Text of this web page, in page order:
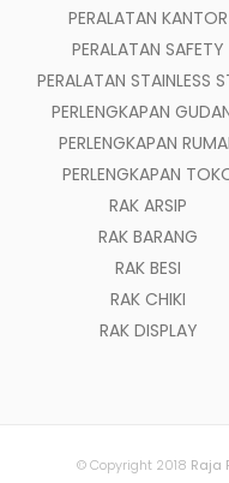
PERALATAN KANTOR
PERALATAN SAFETY
PERALATAN STAINLESS
PERLENGKAPAN
PERLENGKAPAN
PERLENGKAPAN
RAK ARSIP
RAK BARANG
RAK BESI
RAK CHIKI
RAK DISPLAY
© Copyright 2018 Raja